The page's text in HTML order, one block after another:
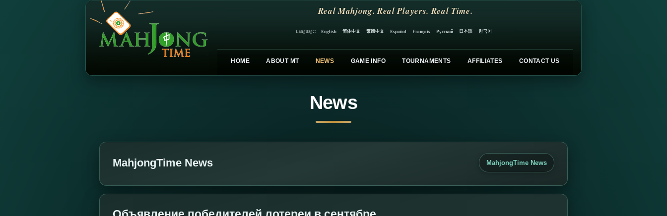
Real Mahjong. Real Players. Real Time.
Language: English 简体中文 繁體中文 Español Français Русский 日本語 한국어
HOME ABOUT MT NEWS GAME INFO TOURNAMENTS AFFILIATES CONTACT US
News
MahjongTime News MahjongTime News